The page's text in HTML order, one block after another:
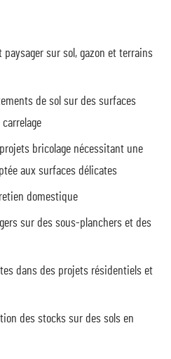
sur sol, gazon et terrains
de sol sur des surfaces
bricolage nécessitant une
aux surfaces délicates
domestique
sur des sous-planchers et des
dans des projets résidentiels et
des stocks sur des sols en